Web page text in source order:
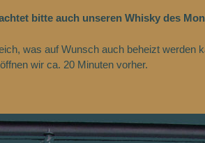
bitte auch unseren Whisky des
was auf Wunsch auch beheizt werden
wir ca. 20 Minuten vorher.